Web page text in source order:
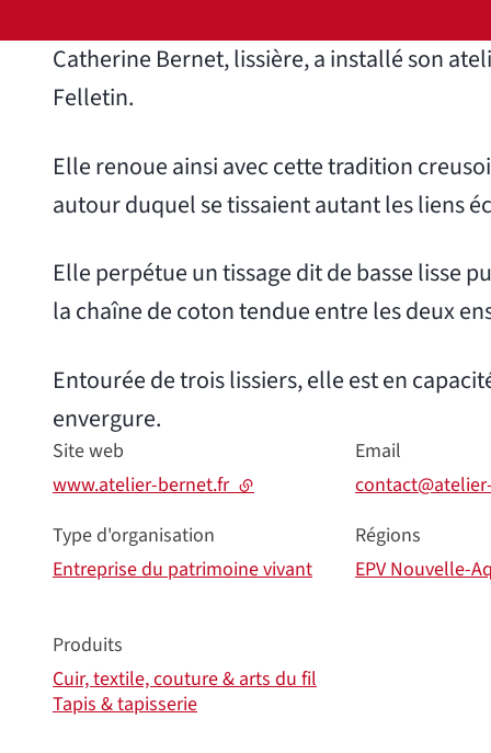
Catherine Bernet, lissière, a installé son
Felletin.
Elle renoue ainsi avec cette tradition
autour duquel se tissaient autant les liens
Elle perpétue un tissage dit de basse lisse
la chaîne de coton tendue entre les deux
Entourée de trois lissiers, elle est en
envergure.
Type d'organisation
Entreprise du patrimoine vivant
Régions
EPV Nouvelle-
Produits
Cuir, textile, couture & arts du fil
Tapis & tapisserie
Site web
www.atelier-bernet.fr - lien externe
Email